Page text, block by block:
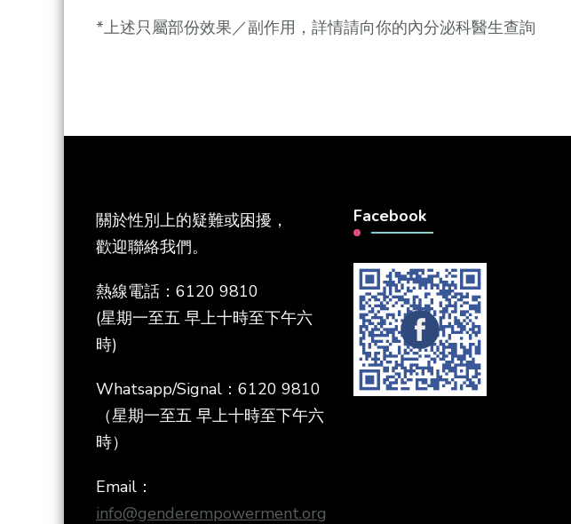
*上述只屬部份效果／副作用，詳情請向你的內分泌科醫生查詢
關於性別上的疑難或困擾，
歡迎聯絡我們。
熱線電話：6120 9810
(星期一至五 早上十時至下午六
時)
Whatsapp/Signal：6120 9810
（星期一至五 早上十時至下午六
時）
Email：
info@genderempowerment.org
Facebook